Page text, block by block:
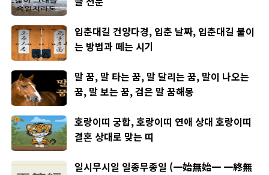
입춘대길 건양다경, 입춘 날짜, 입춘대길 붙이
는 방법과 떼는 시기
말 꿈, 말 타는 꿈, 말 달리는 꿈, 말이 나오는
꿈, 말 보는 꿈, 검은 말 꿈해몽
호랑이띠 궁합, 호랑이띠 연애 상대 호랑이띠
결혼 상대로 맞는 띠
일시무시일 일종무종일 (一始無始一 一終無